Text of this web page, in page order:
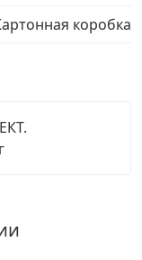
›
коробка